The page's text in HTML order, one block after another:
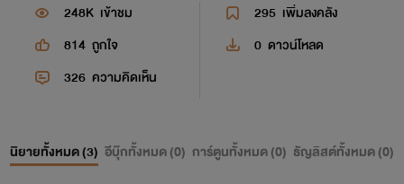
อาจมีผิดพลาดไป จะพยายามให้ดี
และจะพยายามแต่งให้จบค่ะ
Jida J:)
248K เข้าชม 295 เพิ่มลงคลัง
814 ถูกใจ 0 ดาวน์โหลด
326 ความคิดเห็น
นิยายทั้งหมด (3) อีบุ๊กทั้งหมด (0) การ์ตูนทั้งหมด (0) ธัญลิสต์ทั้งหมด (0)